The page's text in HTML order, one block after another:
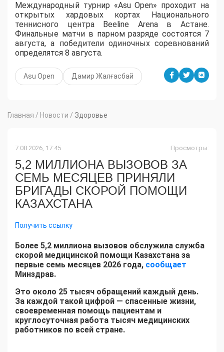
Международный турнир «Asu Open» проходит на
открытых хардовых кортах Национального
теннисного центра Beeline Arena в Астане.
Финальные матчи в парном разряде состоятся 7
августа, а победители одиночных соревнований
определятся 8 августа.
Asu Open Дамир Жалғасбай
Главная / Новости / Здоровье
7.08.2026, 17:45 Просмотры:
5,2 МИЛЛИОНА ВЫЗОВОВ ЗА
СЕМЬ МЕСЯЦЕВ ПРИНЯЛИ
БРИГАДЫ СКОРОЙ ПОМОЩИ
КАЗАХСТАНА
Получить ссылку
Более 5,2 миллиона вызовов обслужила служба
скорой медицинской помощи Казахстана за
первые семь месяцев 2026 года, сообщает
Минздрав.
Это около 25 тысяч обращений каждый день.
За каждой такой цифрой — спасенные жизни,
своевременная помощь пациентам и
круглосуточная работа тысяч медицинских
работников по всей стране.